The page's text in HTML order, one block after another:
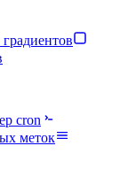
cron
меток